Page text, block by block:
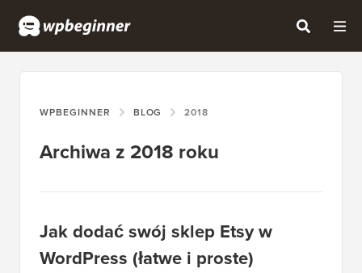
WPBEGINNER BLOG 2018
Archiwa z 2018 roku
Jak dodać swój sklep Etsy w
WordPress (łatwe i proste)